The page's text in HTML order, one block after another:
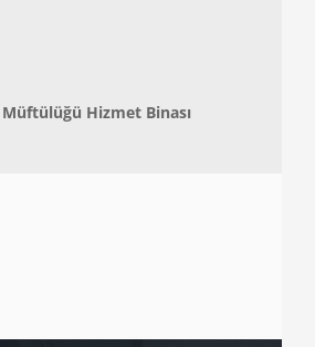
Hizmet Binası